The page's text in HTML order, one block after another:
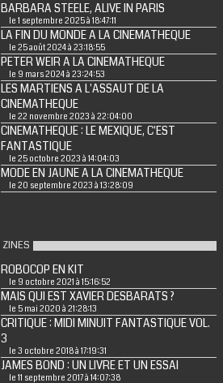
BARBARA STEELE, ALIVE IN PARIS
le 1 septembre 2025 à 18:47:11
LA FIN DU MONDE A LA CINEMATHEQUE
le 25 août 2024 à 23:18:55
PETER WEIR A LA CINEMATHEQUE
le 9 mars 2024 à 23:24:53
LES MARTIENS A L'ASSAUT DE LA
CINEMATHEQUE
le 22 novembre 2023 à 22:04:00
CINEMATHEQUE : LE MEXIQUE, C'EST
FANTASTIQUE
le 25 octobre 2023 à 14:04:03
MODE EN JAUNE A LA CINEMATHEQUE
le 20 septembre 2023 à 13:28:09
ZINES
ROBOCOP EN KIT
le 9 octobre 2021 à 15:16:52
MAIS QUI EST XAVIER DESBARATS ?
le 5 mai 2020 à 21:28:13
CRITIQUE : MIDI MINUIT FANTASTIQUE VOL.
3
le 3 octobre 2018 à 17:19:31
JAMES BOND : UN LIVRE ET UN ESSAI
le 11 septembre 2017 à 14:07:38